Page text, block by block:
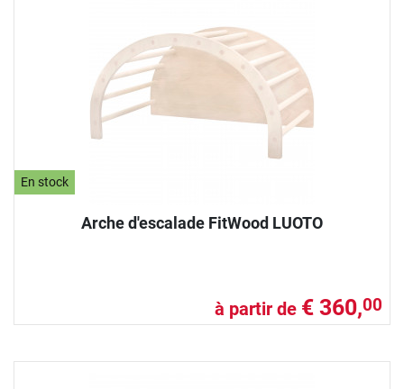
En stock
Arche d'escalade FitWood LUOTO
à partir de € 360,00